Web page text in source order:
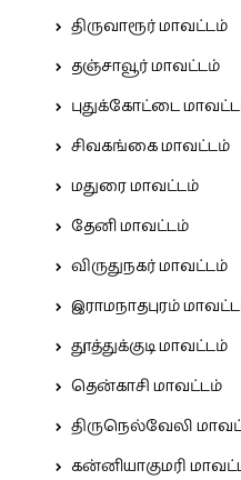
திருவாரூர் மாவட்டம்
தஞ்சாவூர் மாவட்டம்
புதுக்கோட்டை
சிவகங்கை மாவட்டம்
மதுரை மாவட்டம்
தேனி மாவட்டம்
விருதுநகர் மாவட்டம்
இராமநாதபுரம்
தூத்துக்குடி மாவட்டம்
தென்காசி மாவட்டம்
திருநெல்வேலி
கன்னியாகுமரி